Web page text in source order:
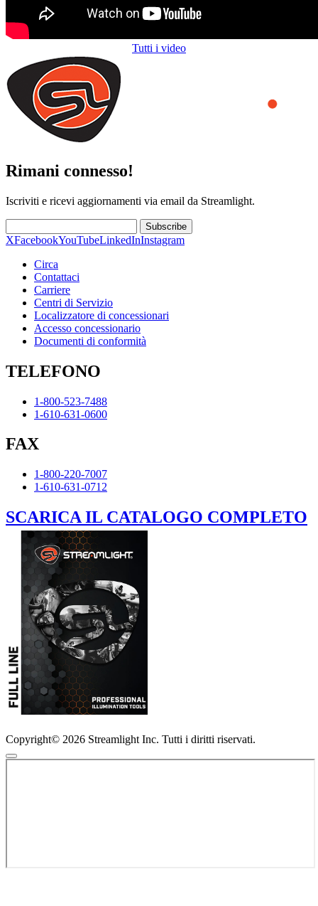
Tutti i video
Rimani connesso!
Iscriviti e ricevi aggiornamenti via email da Streamlight.
Subscribe
XFacebookYouTubeLinkedInInstagram
Circa
Contattaci
Carriere
Centri di Servizio
Localizzatore di concessionari
Accesso concessionario
Documenti di conformità
TELEFONO
1-800-523-7488
1-610-631-0600
FAX
1-800-220-7007
1-610-631-0712
SCARICA IL CATALOGO COMPLETO
Copyright© 2026 Streamlight Inc. Tutti i diritti riservati.